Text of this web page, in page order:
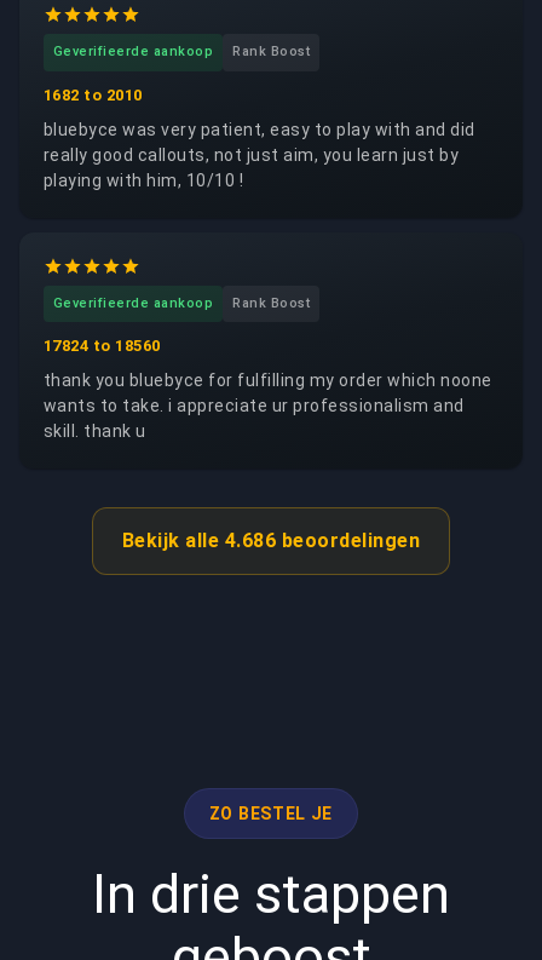
Geverifieerde aankoop Rank Boost
1682 to 2010
bluebyce was very patient, easy to play with and did
really good callouts, not just aim, you learn just by
playing with him, 10/10 !
Geverifieerde aankoop Rank Boost
17824 to 18560
thank you bluebyce for fulfilling my order which noone
wants to take. i appreciate ur professionalism and
skill. thank u
Bekijk alle 4.686 beoordelingen
ZO BESTEL JE
In drie stappen